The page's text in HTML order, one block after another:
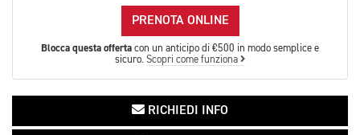
PRENOTA ONLINE
Blocca questa offerta con un anticipo di €500 in modo semplice e
sicuro. Scopri come funziona
RICHIEDI INFO